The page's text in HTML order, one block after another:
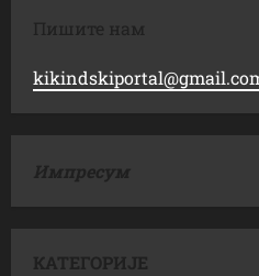
Пишите нам
Импресум
КАТЕГОРИЈЕ